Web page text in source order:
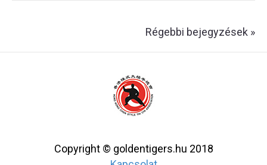
Régebbi bejegyzések »
Copyright © goldentigers.hu 2018